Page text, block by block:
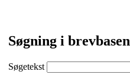
Søgning i brevbasen
Søgetekst